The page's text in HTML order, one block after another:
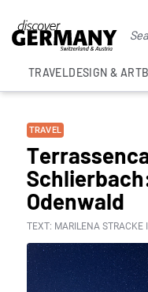
TRAVELDESIGN & ART
TRAVEL
Odenwald
TEXT: MARILENA STRACKE